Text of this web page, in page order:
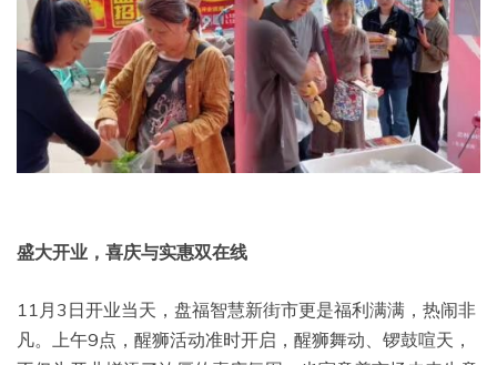
盛大开业 ，喜庆与实惠双在线
11月3日开业当天，盘福智慧新街市更是福利满满，热闹非
凡。上午9点，醒狮活动准时开启，醒狮舞动、锣鼓喧天，